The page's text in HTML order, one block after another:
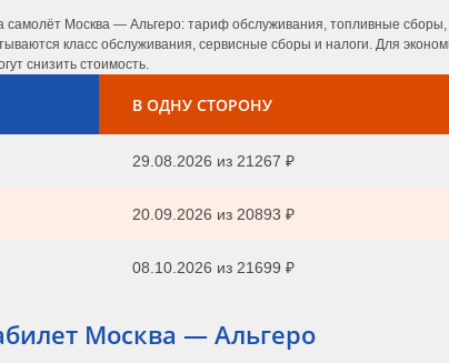
самолёт Москва — Альгеро: тариф обслуживания, топливные
класс обслуживания, сервисные сборы и налоги. Для
снизить стоимость.
В ОДНУ СТОРОНУ
29.08.2026 из 21267 ₽
20.09.2026 из 20893 ₽
08.10.2026 из 21699 ₽
Москва — Альгеро